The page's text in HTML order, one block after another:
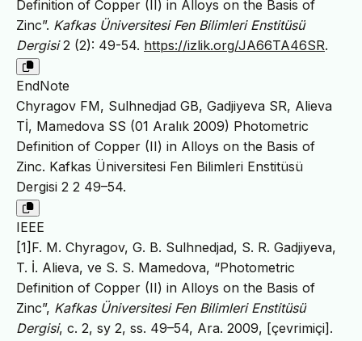
Definition of Copper (II) in Alloys on the Basis of
Zinc”. Kafkas Üniversitesi Fen Bilimleri Enstitüsü
Dergisi2 (2): 49-54. https://izlik.org/JA66TA46SR.
EndNote
Chyragov FM, Sulhnedjad GB, Gadjiyeva SR, Alieva
Tİ, Mamedova SS (01 Aralık 2009) Photometric
Definition of Copper (II) in Alloys on the Basis of
Zinc. Kafkas Üniversitesi Fen Bilimleri Enstitüsü
Dergisi 2 2 49–54.
IEEE
[1]F. M. Chyragov, G. B. Sulhnedjad, S. R. Gadjiyeva,
T. İ. Alieva, ve S. S. Mamedova, “Photometric
Definition of Copper (II) in Alloys on the Basis of
Zinc”, Kafkas Üniversitesi Fen Bilimleri Enstitüsü
Dergisi, c. 2, sy 2, ss. 49–54, Ara. 2009, [çevrimiçi].